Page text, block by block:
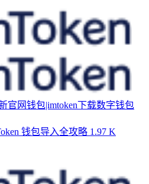
官网钱包|imtoken下载数字钱包
钱包导入全攻略 1.97 K